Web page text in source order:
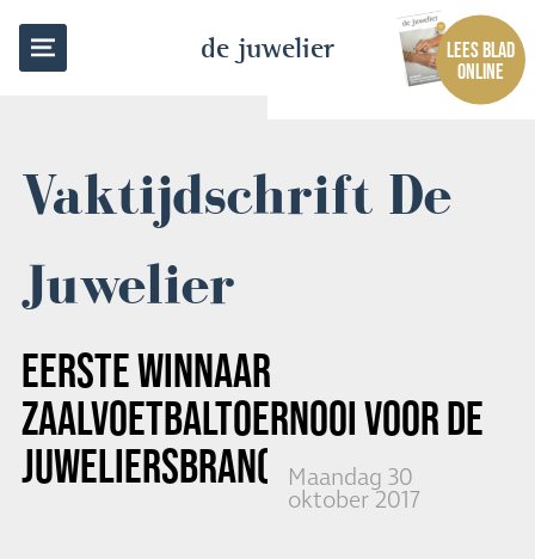
de juwelier
LEES BLAD
ONLINE
Vaktijdschrift De
Juwelier
EERSTE WINNAAR
ZAALVOETBALTOERNOOI VOOR DE
JUWELIERSBRANCHEMaandag 30
oktober 2017
TERUG NAAR OVERZICHT